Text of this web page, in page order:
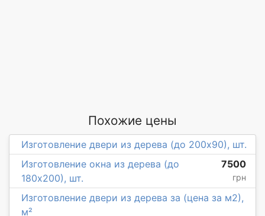
Похожие цены
Изготовление двери из дерева (до 200х90), шт.
Изготовление окна из дерева (до
180х200), шт.
7500
грн
Изготовление двери из дерева за (цена за м2),
м²